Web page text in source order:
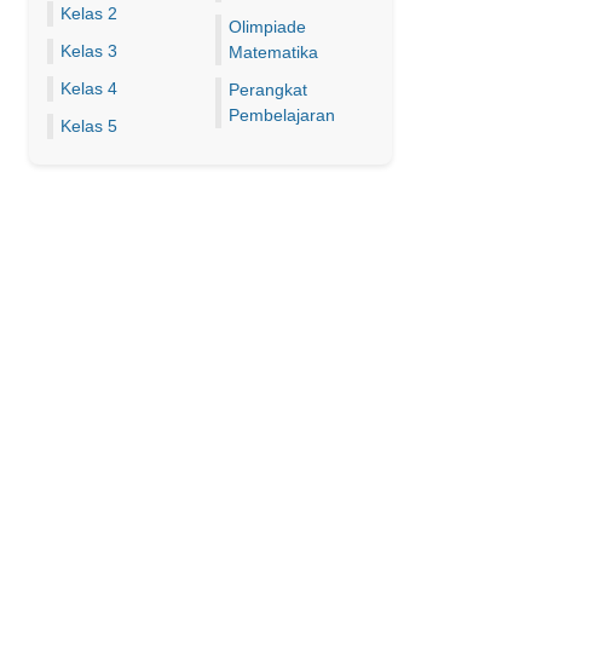
Kelas 2
Kelas 3
Kelas 4
Kelas 5
Olimpiade
Matematika
Perangkat
Pembelajaran